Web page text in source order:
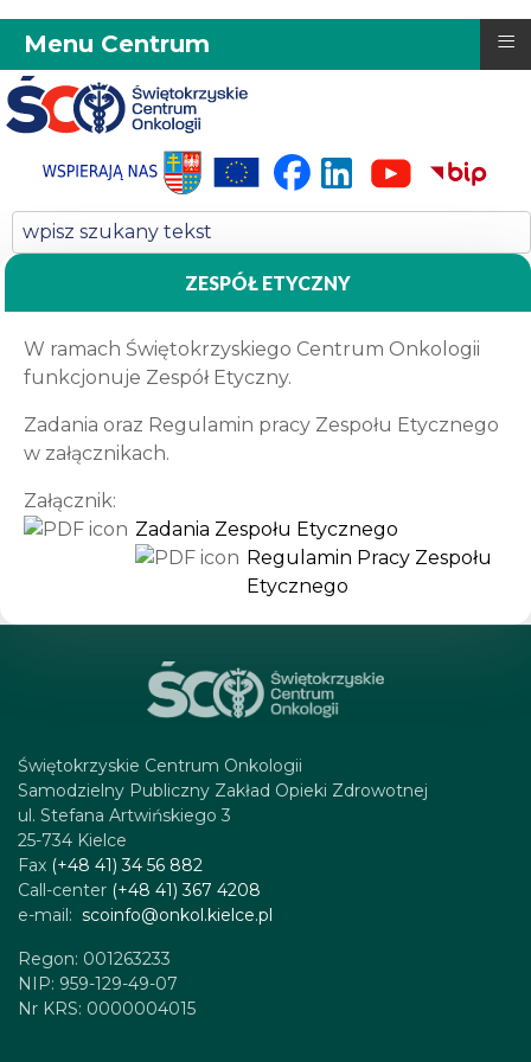
Menu Centrum ≡
ZESPÓŁ ETYCZNY
W ramach Świętokrzyskiego Centrum Onkologii
funkcjonuje Zespół Etyczny.
Zadania oraz Regulamin pracy Zespołu Etycznego
w załącznikach.
Załącznik:
Zadania Zespołu Etycznego
Regulamin Pracy Zespołu
Etycznego
Świętokrzyskie Centrum Onkologii
Samodzielny Publiczny Zakład Opieki Zdrowotnej
ul. Stefana Artwińskiego 3
25-734 Kielce
Fax (+48 41) 34 56 882
Call-center (+48 41) 367 4208
e-mail: scoinfo@onkol.kielce.pl
Regon: 001263233
NIP: 959-129-49-07
Nr KRS: 0000004015